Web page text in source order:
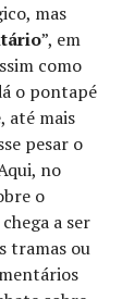
mas
”, em
como
o pontapé
até mais
pesar o
no
o
a ser
tramas ou